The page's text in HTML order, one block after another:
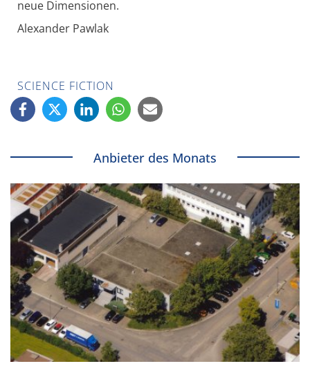
neue Dimensionen.
Alexander Pawlak
SCIENCE FICTION
Anbieter des Monats